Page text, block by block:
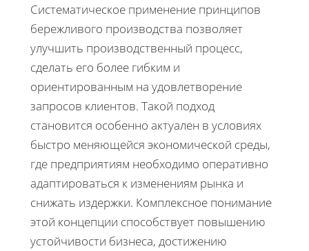
Систематическое применение принципов
бережливого производства позволяет
улучшить производственный процесс,
сделать его более гибким и
ориентированным на удовлетворение
запросов клиентов. Такой подход
становится особенно актуален в условиях
быстро меняющейся экономической среды,
где предприятиям необходимо оперативно
адаптироваться к изменениям рынка и
снижать издержки. Комплексное понимание
этой концепции способствует повышению
устойчивости бизнеса, достижению